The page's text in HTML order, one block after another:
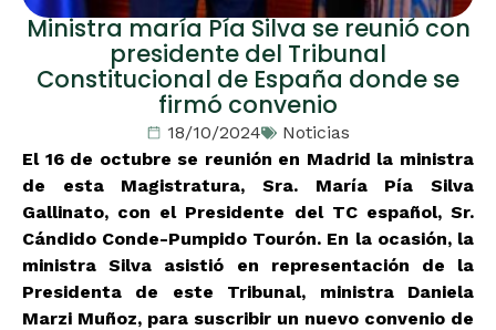
Ministra maría Pía Silva se reunió con
presidente del Tribunal
Constitucional de España donde se
firmó convenio
18/10/2024
Noticias
El 16 de octubre se reunión en Madrid la ministra
de esta Magistratura, Sra. María Pía Silva
Gallinato, con el Presidente del TC español, Sr.
Cándido Conde-Pumpido Tourón. En la ocasión, la
ministra Silva asistió en representación de la
Presidenta de este Tribunal, ministra Daniela
Marzi Muñoz, para suscribir un nuevo convenio de